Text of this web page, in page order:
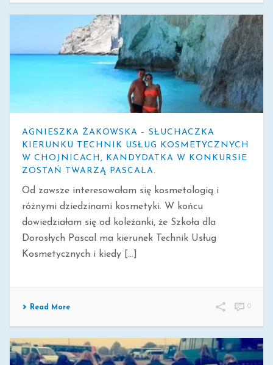
AGNIESZKA ŻAKOWSKA – SŁUCHACZKA
KIERUNKU TECHNIK USŁUG KOSMETYCZNYCH
W CHOJNICACH, KANDYDATKA W KONKURSIE
ZOSTAŃ TWARZĄ PASCALA.
Od zawsze interesowałam się kosmetologią i
różnymi dziedzinami kosmetyki. W końcu
dowiedziałam się od koleżanki, że Szkoła dla
Dorosłych Pascal ma kierunek Technik Usług
Kosmetycznych i kiedy [...]
Read More 0